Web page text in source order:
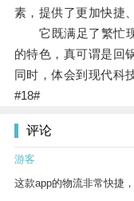
素，提供了更加快捷
它既满足了繁忙现
的特色，真可谓是回
同时，体会到现代科
#18#
评论
游客
这款app的物流非常快捷